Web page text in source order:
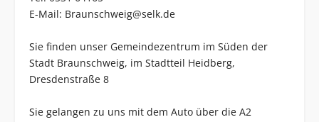
E-Mail: Braunschweig@selk.de
Sie finden unser Gemeindezentrum im Süden der
Stadt Braunschweig, im Stadtteil Heidberg,
Dresdenstraße 8
Sie gelangen zu uns mit dem Auto über die A2